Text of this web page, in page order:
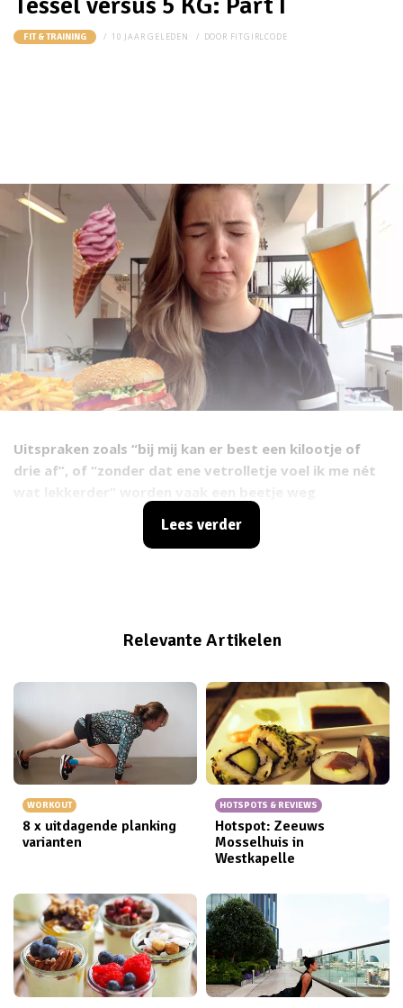
FIT & TRAINING 10 JAAR GELEDEN DOOR FITGIRLCODE
Uitspraken zoals “bij mij kan er best een kilootje of
drie af”, of “zonder dat ene vetrolletje voel ik me nét
gegniffeld. Drie kilo, man doe normaal, dat is toch de
moeite niet. Tegenwoordig zijn gevalletjes tien-kilo-
Lees verder
Relevante Artikelen
WORKOUT
8 x uitdagende planking
varianten
HOTSPOTS & REVIEWS
Hotspot: Zeeuws
Mosselhuis in
Westkapelle